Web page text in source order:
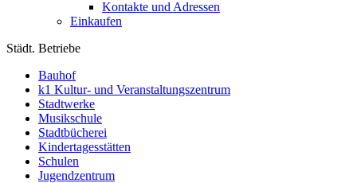
Kontakte und Adressen
Einkaufen
Städt. Betriebe
Bauhof
k1 Kultur- und Veranstaltungszentrum
Stadtwerke
Musikschule
Stadtbücherei
Kindertagesstätten
Schulen
Jugendzentrum